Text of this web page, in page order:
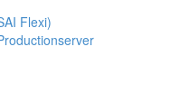
Flexi)